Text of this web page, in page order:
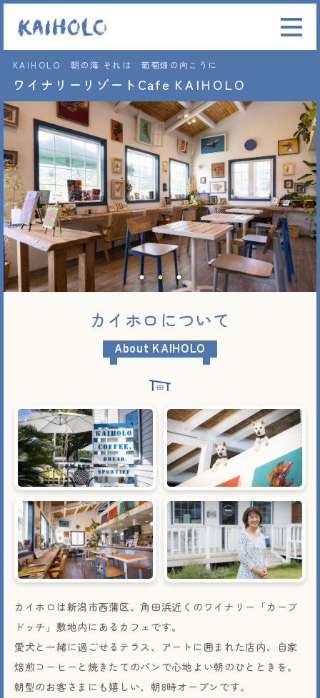
KAIHOLO 朝の海 それは 葡萄畑の向こうに
ワイナリーリゾートCafe KAIHOLO
カイホロについて
About KAIHOLO
カイホロは新潟市西蒲区、角田浜近くのワイナリー「カーブ
ドッチ」敷地内にあるカフェです。
愛犬と一緒に過ごせるテラス、アートに囲まれた店内、自家
焙煎コーヒーと焼きたてのパンで心地よい朝のひとときを。
朝型のお客さまにも嬉しい、朝8時オープンです。